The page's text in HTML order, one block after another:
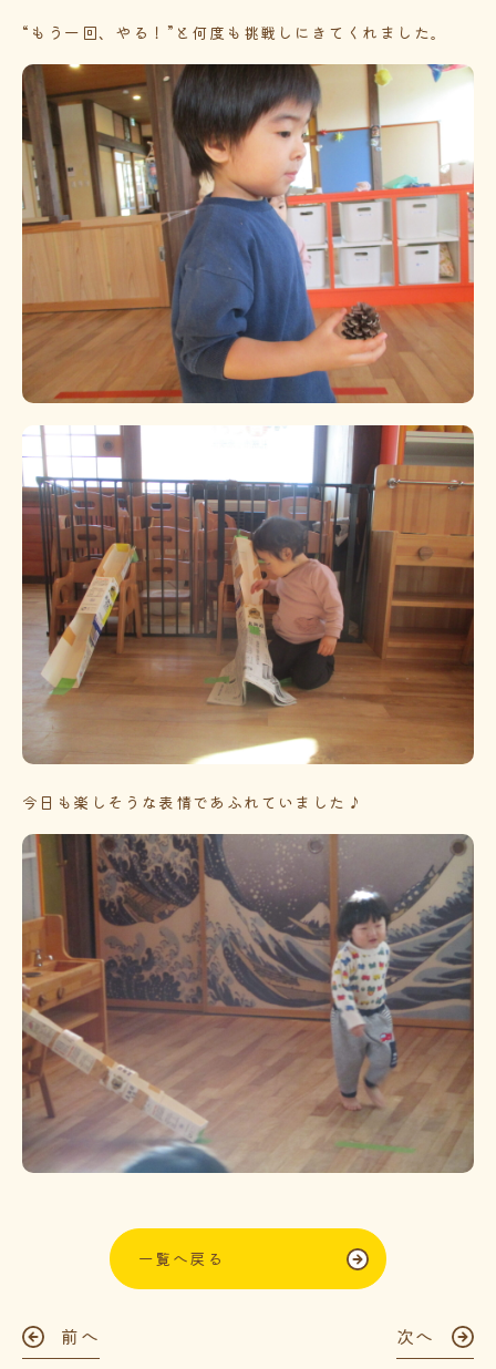
“もう一回、やる！”と何度も挑戦しにきてくれました。
今日も楽しそうな表情であふれていました♪
一覧へ戻る
前へ 次へ